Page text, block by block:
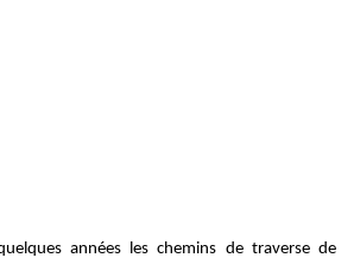
années les chemins de traverse de